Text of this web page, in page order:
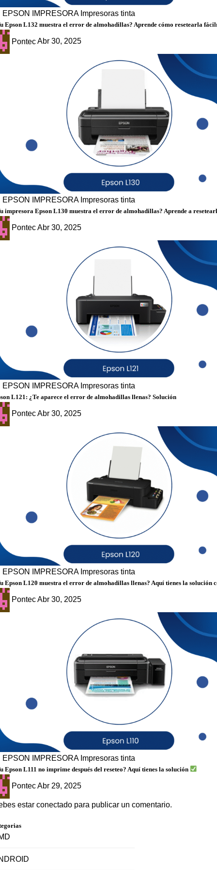
EPSON IMPRESORA Impresoras tinta
Epson L132 muestra el error de almohadillas? Aprende cómo resetearla
PontecAbr 30, 2025
EPSON IMPRESORA Impresoras tinta
impresora Epson L130 muestra el error de almohadillas? Aprende a
PontecAbr 30, 2025
EPSON IMPRESORA Impresoras tinta
L121: ¿Te aparece el error de almohadillas llenas? Solución
PontecAbr 30, 2025
EPSON IMPRESORA Impresoras tinta
Epson L120 muestra el error de almohadillas llenas? Aquí tienes la solución
PontecAbr 30, 2025
EPSON IMPRESORA Impresoras tinta
Epson L111 no imprime después del reseteo? Aquí tienes la solución
PontecAbr 29, 2025
estar conectado para publicar un comentario.